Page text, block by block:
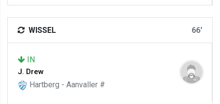
WISSEL 66'
IN
J. Drew
Hartberg - Aanvaller #